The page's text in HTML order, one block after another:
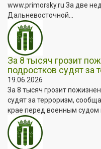
www.primorsky.ru За две
Дальневосточной...
За 8 тысяч грозит
подростков судят за
19.06.2026
За 8 тысяч грозит
судят за терроризм,
крае перед военным судом